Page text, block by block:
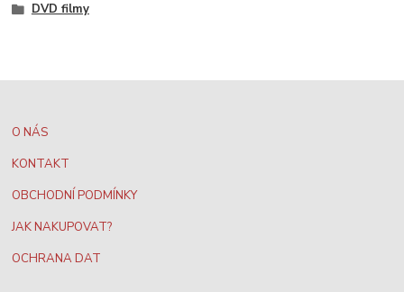
DVD filmy
O NÁS
KONTAKT
OBCHODNÍ PODMÍNKY
JAK NAKUPOVAT?
OCHRANA DAT